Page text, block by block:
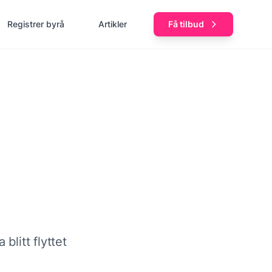
Registrer byrå Artikler Få tilbud
blitt flyttet